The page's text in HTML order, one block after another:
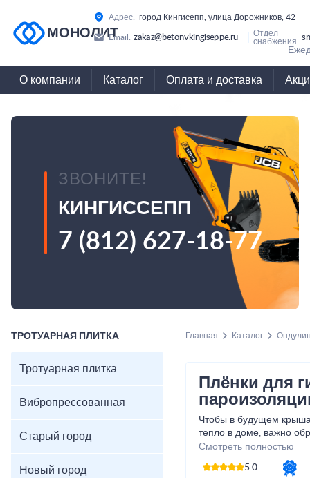
МОНОЛИТ
Адрес: город Кингисепп, улица Дорожников, 42
Email: zakaz@betonvkingiseppe.ru
Отдел
снабжения:
О компании Каталог Оплата и доставка
ЗВОНИТЕ!
КИНГИССЕПП
7 (812) 627-18-77
ТРОТУАРНАЯ ПЛИТКА
Тротуарная плитка
Вибропрессованная
Старый город
Новый город
Главная Каталог
Плёнки для
Чтобы в будущем
тепло в доме, важно
кровельный пирог. Как
несколько
обеспечить
Смотреть полностью
5.0